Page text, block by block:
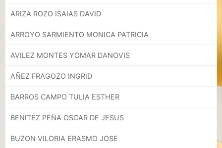
ARIZA ROZO ISAIAS DAVID
ARROYO SARMIENTO MONICA PATRICIA
AVILEZ MONTES YOMAR DANOVIS
AÑEZ FRAGOZO INGRID
BARROS CAMPO TULIA ESTHER
BENITEZ PEÑA OSCAR DE JESUS
BUZON VILORIA ERASMO JOSE